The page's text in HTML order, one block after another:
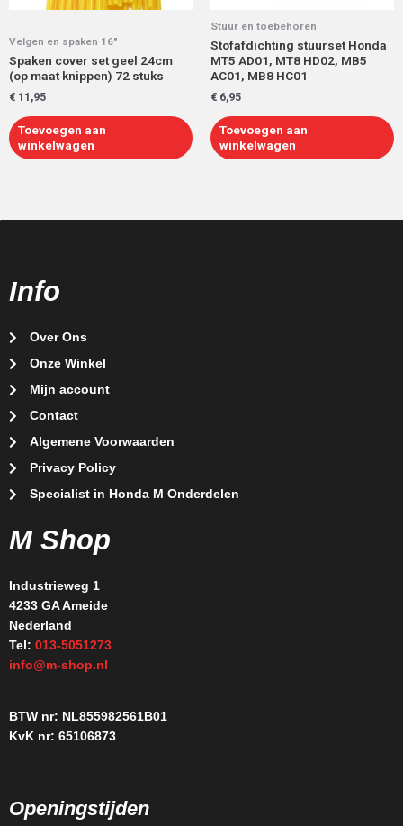
Velgen en spaken 16"
Spaken cover set geel 24cm
(op maat knippen) 72 stuks
€ 11,95
Toevoegen aan
winkelwagen
Stuur en toebehoren
Stofafdichting stuurset Honda
MT5 AD01, MT8 HD02, MB5
AC01, MB8 HC01
€ 6,95
Toevoegen aan
winkelwagen
Info
Over Ons
Onze Winkel
Mijn account
Contact
Algemene Voorwaarden
Privacy Policy
Specialist in Honda M Onderdelen
M Shop
Industrieweg 1
4233 GA Ameide
Nederland
Tel: 013-5051273
info@m-shop.nl
BTW nr: NL855982561B01
KvK nr: 65106873
Openingstijden